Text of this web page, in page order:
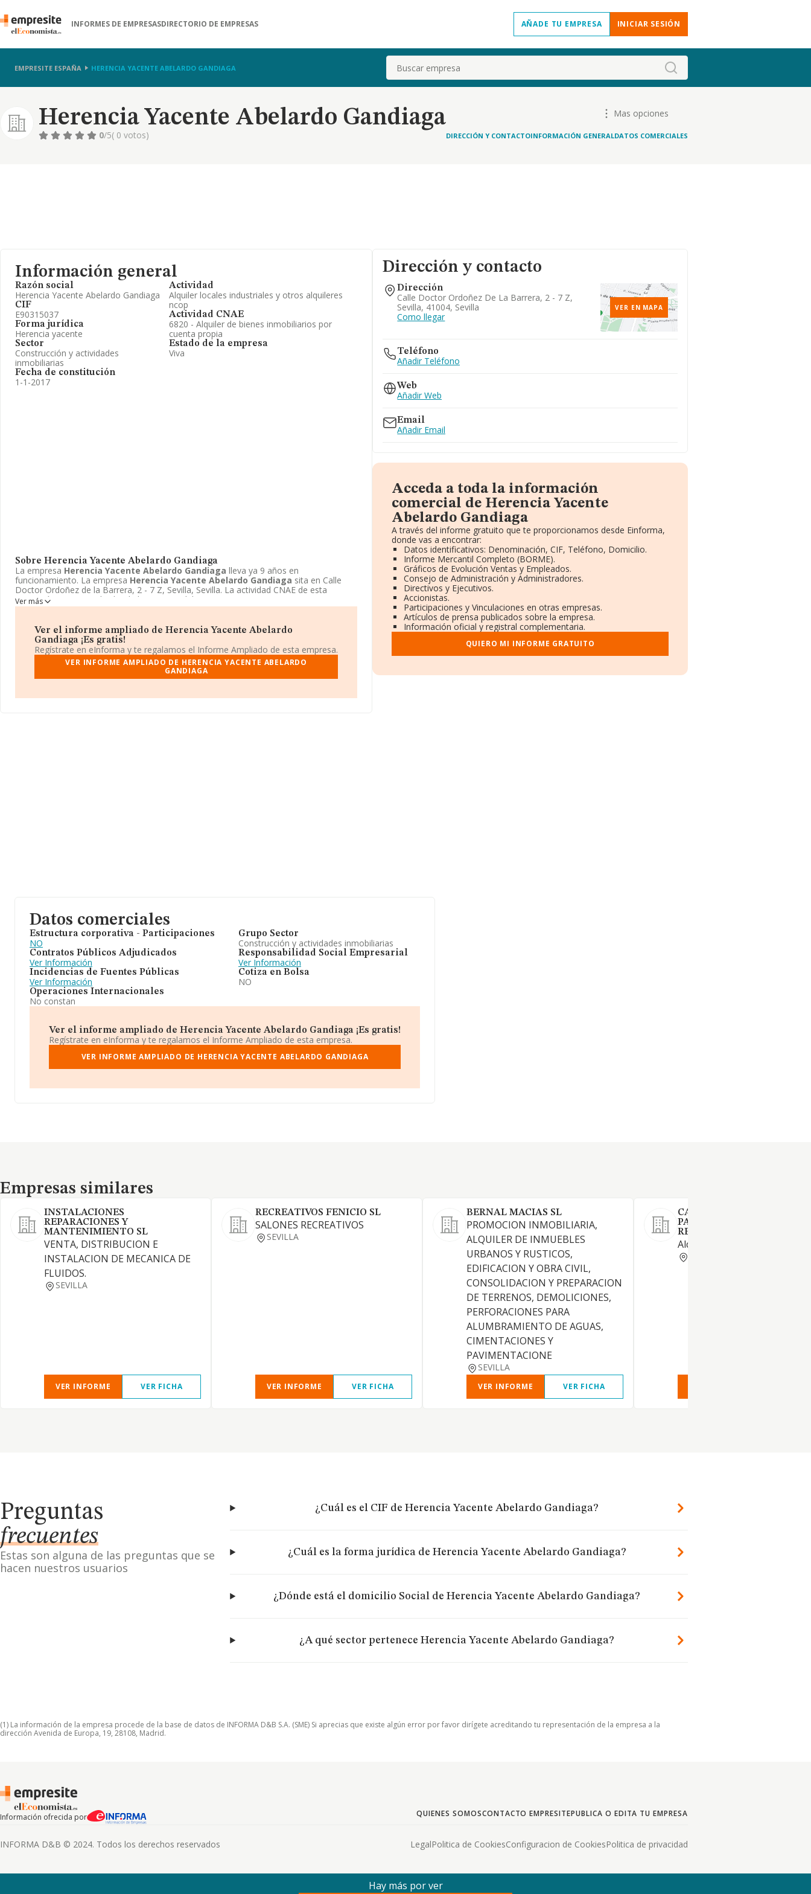
INFORMES DE EMPRESASDIRECTORIO DE EMPRESAS AÑADE TU EMPRESA INICIAR SESIÓN
EMPRESITE ESPAÑA HERENCIA YACENTE ABELARDO GANDIAGA Buscar
Herencia Yacente Abelardo Gandiaga
Mas opciones
0/5( 0 votos) DIRECCIÓN Y CONTACTOINFORMACIÓN GENERALDATOS COMERCIALES
Información general
Razón social
Herencia Yacente Abelardo Gandiaga
CIF
E90315037
Forma jurídica
Herencia yacente
Sector
Construcción y actividades
inmobiliarias
Fecha de constitución
1-1-2017
Actividad
Alquiler locales industriales y otros alquileres
ncop
Actividad CNAE
6820 - Alquiler de bienes inmobiliarios por
cuenta propia
Estado de la empresa
Viva
Sobre Herencia Yacente Abelardo Gandiaga
La empresa Herencia Yacente Abelardo Gandiaga lleva ya 9 años en
funcionamiento. La empresa Herencia Yacente Abelardo Gandiaga sita en Calle
Doctor Ordoñez de la Barrera, 2 - 7 Z, Sevilla, Sevilla. La actividad CNAE de esta
compañía es 6820 - Alquiler de bienes inmobiliarios por cuenta propia. La emprea
Herencia Yacente Abelardo Gandiagase registra como Herencia yacente.
Ver más
Ver el informe ampliado de Herencia Yacente Abelardo
Gandiaga ¡Es gratis!
Regístrate en eInforma y te regalamos el Informe Ampliado de esta empresa.
VER INFORME AMPLIADO DE HERENCIA YACENTE ABELARDO
GANDIAGA
Dirección y contacto
Dirección
Calle Doctor Ordoñez De La Barrera, 2 - 7 Z,
Sevilla, 41004, Sevilla
Como llegar
VER EN MAPA
Teléfono
Añadir Teléfono
Web
Añadir Web
Email
Añadir Email
Acceda a toda la información
comercial de Herencia Yacente
Abelardo Gandiaga
A través del informe gratuito que te proporcionamos desde Einforma,
donde vas a encontrar:
Datos identificativos: Denominación, CIF, Teléfono, Domicilio.
Informe Mercantil Completo (BORME).
Gráficos de Evolución Ventas y Empleados.
Consejo de Administración y Administradores.
Directivos y Ejecutivos.
Accionistas.
Participaciones y Vinculaciones en otras empresas.
Artículos de prensa publicados sobre la empresa.
Información oficial y registral complementaria.
QUIERO MI INFORME GRATUITO
Datos comerciales
Estructura corporativa - Participaciones
NO
Contratos Públicos Adjudicados
Ver Información
Incidencias de Fuentes Públicas
Ver Información
Operaciones Internacionales
No constan
Grupo Sector
Construcción y actividades inmobiliarias
Responsabilidad Social Empresarial
Ver Información
Cotiza en Bolsa
NO
Ver el informe ampliado de Herencia Yacente Abelardo Gandiaga ¡Es gratis!
Regístrate en eInforma y te regalamos el Informe Ampliado de esta empresa.
VER INFORME AMPLIADO DE HERENCIA YACENTE ABELARDO GANDIAGA
Empresas similares
Empresas similares
INSTALACIONES
REPARACIONES Y
MANTENIMIENTO SL
VENTA, DISTRIBUCION E
INSTALACION DE MECANICA DE
FLUIDOS.
SEVILLA
VER INFORME VER FICHA
RECREATIVOS FENICIO SL
SALONES RECREATIVOS
SEVILLA
VER INFORME VER FICHA
BERNAL MACIAS SL
PROMOCION INMOBILIARIA,
ALQUILER DE INMUEBLES
URBANOS Y RUSTICOS,
EDIFICACION Y OBRA CIVIL,
CONSOLIDACION Y PREPARACION
DE TERRENOS, DEMOLICIONES,
PERFORACIONES PARA
ALUMBRAMIENTO DE AGUAS,
CIMENTACIONES Y
PAVIMENTACIONE
SEVILLA
VER INFORME VER FICHA
CABELLO VAZQUEZ
PATRIMONIAL SOCIEDAD
RESPONSABILIDAD
Alquiler de locales
Preguntas
frecuentes
Estas son alguna de las preguntas que se
hacen nuestros usuarios
¿Cuál es el CIF de Herencia Yacente Abelardo Gandiaga?
¿Cuál es la forma jurídica de Herencia Yacente Abelardo Gandiaga?
¿Dónde está el domicilio Social de Herencia Yacente Abelardo Gandiaga?
¿A qué sector pertenece Herencia Yacente Abelardo Gandiaga?
(1) La información de la empresa procede de la base de datos de INFORMA D&B S.A. (SME) Si aprecias que existe algún error por favor dirígete acreditando tu representación de la empresa a la
dirección Avenida de Europa, 19, 28108, Madrid.
Información ofrecida por QUIENES SOMOSCONTACTO EMPRESITEPUBLICA O EDITA TU EMPRESA
INFORMA D&B © 2024. Todos los derechos reservados LegalPolitica de CookiesConfiguracion de CookiesPolitica de privacidad
Hay más por ver